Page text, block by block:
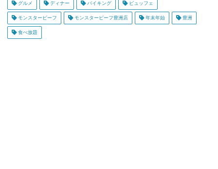
グルメ ディナー バイキング ビュッフェ
モンスタービーフ モンスタービーフ豊洲店 年末年始 豊洲
食べ放題